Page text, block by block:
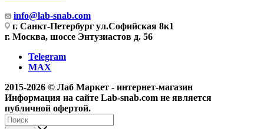
info@lab-snab.com
г. Санкт-Петербург ул.Софийская 8к1
г. Москва, шоссе Энтузиастов д. 56
Telegram
MAX
2015-2026 © Лаб Маркет - интернет-магазин
Информация на сайте Lab-snab.com не является
публичной офертой.